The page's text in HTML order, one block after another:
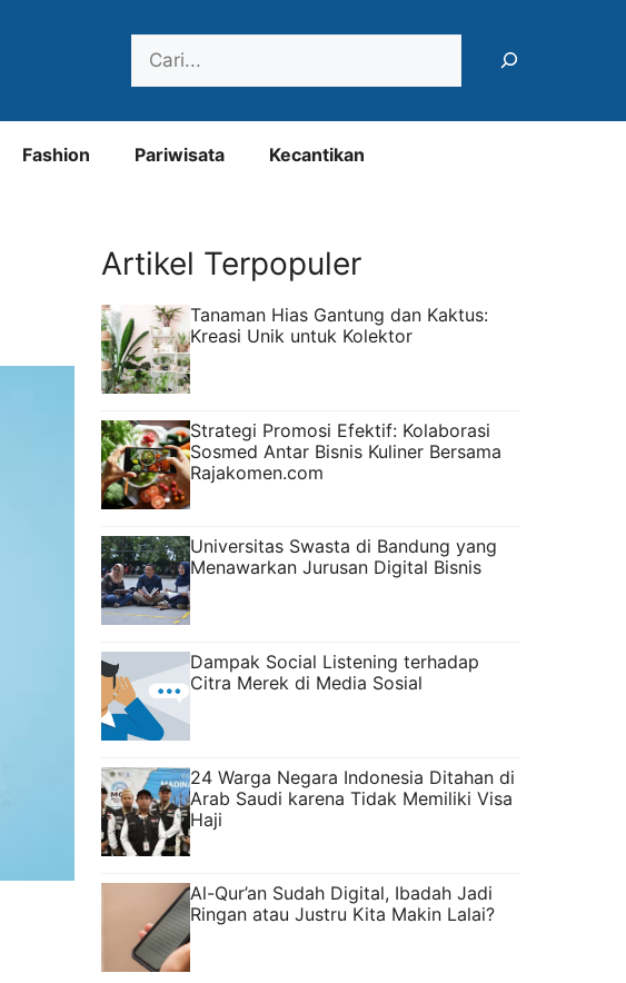
Fashion Pariwisata Kecantikan
Artikel Terpopuler
Tanaman Hias Gantung dan Kaktus:
Kreasi Unik untuk Kolektor
Strategi Promosi Efektif: Kolaborasi
Sosmed Antar Bisnis Kuliner Bersama
Rajakomen.com
Universitas Swasta di Bandung yang
Menawarkan Jurusan Digital Bisnis
Dampak Social Listening terhadap
Citra Merek di Media Sosial
24 Warga Negara Indonesia Ditahan di
Arab Saudi karena Tidak Memiliki Visa
Haji
Al-Qur’an Sudah Digital, Ibadah Jadi
Ringan atau Justru Kita Makin Lalai?